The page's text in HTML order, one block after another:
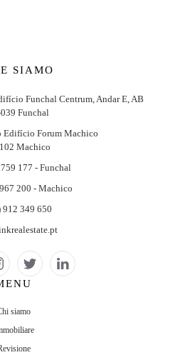
SIAMO
Funchal Centrum, Andar E, AB
Funchal
Edifício Forum Machico
Machico
177 - Funchal
200 - Machico
912 349 650
siamo